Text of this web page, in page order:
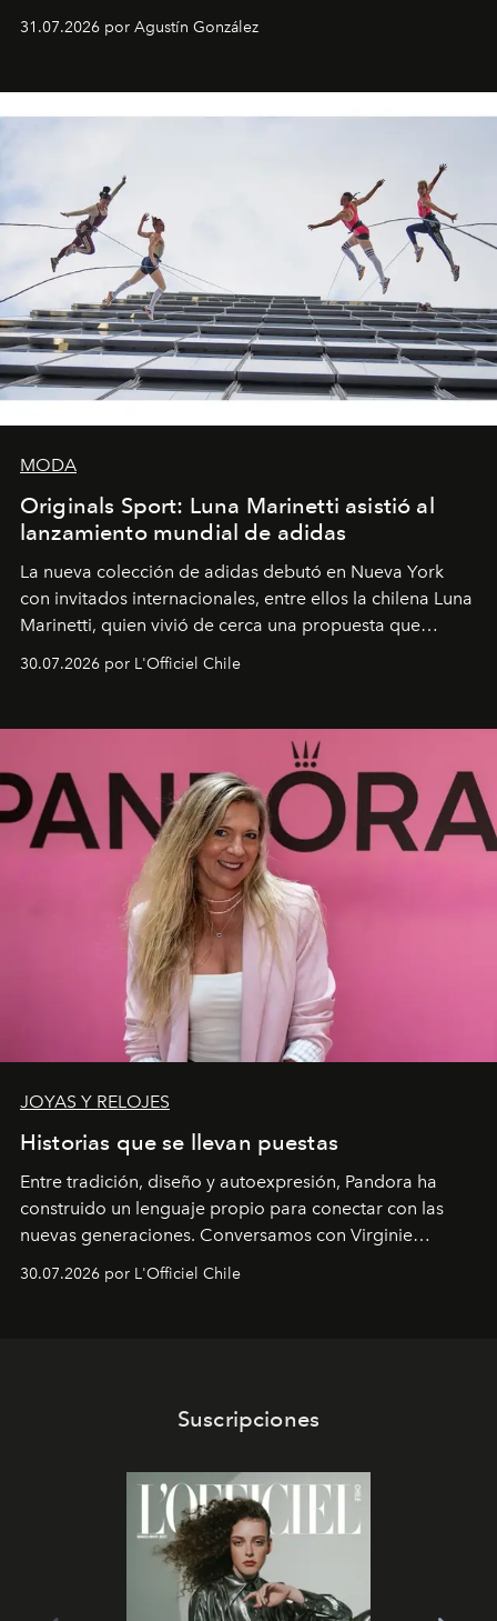
miniobras. Sus puestas en escena son limpias; ponen el
31.07.2026 por Agustín González
MODA
Originals Sport: Luna Marinetti asistió al
lanzamiento mundial de adidas
La nueva colección de adidas debutó en Nueva York
con invitados internacionales, entre ellos la chilena Luna
Marinetti, quien vivió de cerca una propuesta que
30.07.2026 por L'Officiel Chile
JOYAS Y RELOJES
Historias que se llevan puestas
Entre tradición, diseño y autoexpresión, Pandora ha
construido un lenguaje propio para conectar con las
nuevas generaciones. Conversamos con Virginie
Latinoamérica, sobre identidad, cultura y el valor
30.07.2026 por L'Officiel Chile
Suscripciones